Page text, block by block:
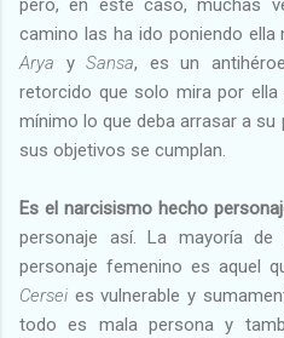
pero, en este caso, muchas
camino las ha ido poniendo ella
Arya ySansa, es un
retorcido que solo mira por
mínimo lo que deba arrasar a
sus objetivos se cumplan.
Es el narcisismo hecho
personaje así. La mayoría
personaje femenino es aquel
Cersei es vulnerable y
todo es mala persona y